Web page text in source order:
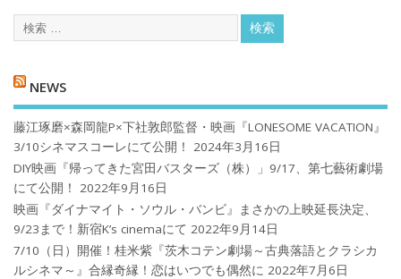
NEWS
藤江琢磨×森岡龍P×下社敦郎監督・映画『LONESOME VACATION』
3/10シネマスコーレにて公開！
2024年3月16日
DIY映画『帰ってきた宮田バスターズ（株）」9/17、第七藝術劇場
にて公開！
2022年9月16日
映画『ダイナマイト・ソウル・バンビ』まさかの上映延長決定、
9/23まで！新宿K’s cinemaにて 2022年9月14日
7/10（日）開催！桂米紫『茨木コテン劇場～古典落語とクラシカ
ルシネマ～』合縁奇縁！恋はいつでも偶然に 2022年7月6日